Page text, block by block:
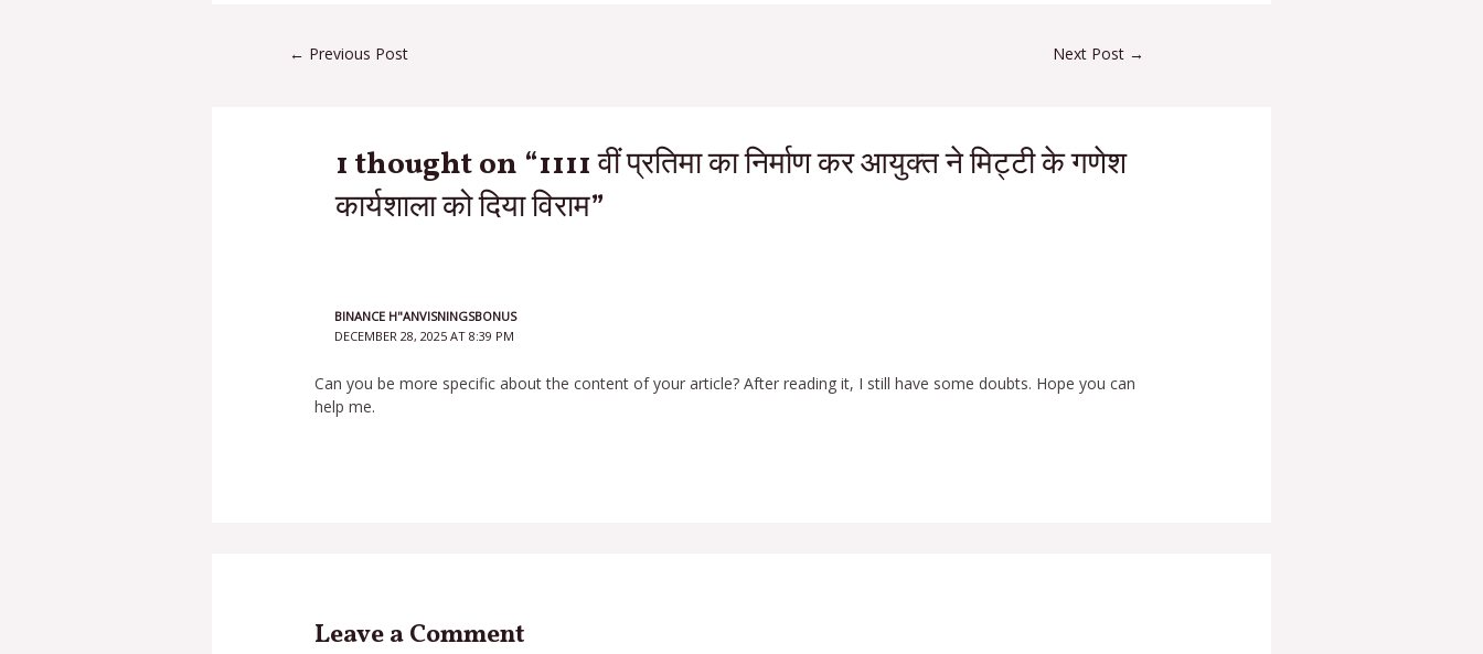
← Previous Post Next Post →
1 thought on “1111 वीं प्रतिमा का निर्माण कर आयुक्त ने मिट्टी के गणेश
कार्यशाला को दिया विराम”
BINANCE H"ANVISNINGSBONUS
DECEMBER 28, 2025 AT 8:39 PM
Can you be more specific about the content of your article? After reading it, I still have some doubts. Hope you can
help me.
Leave a Comment